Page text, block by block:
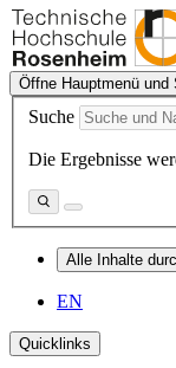
Öffne Hauptmenü und
Suche
Die Ergebnisse
Alle Inhalte
EN
Quicklinks